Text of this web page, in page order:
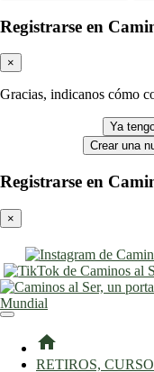
Registrarse en
×
Gracias, indicanos cómo
Ya
Crear una
Registrarse en
×
home
RETIROS,